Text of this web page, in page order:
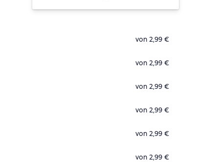
von 2,99 €
von 2,99 €
von 2,99 €
von 2,99 €
von 2,99 €
von 2,99 €